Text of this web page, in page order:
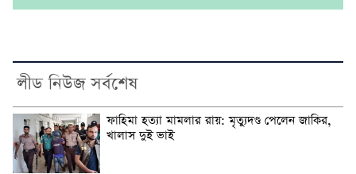
লীড নিউজ সর্বশেষ
ফাহিমা হত্যা মামলার রায়: মৃত্যুদণ্ড পেলেন জাকির,
খালাস দুই ভাই